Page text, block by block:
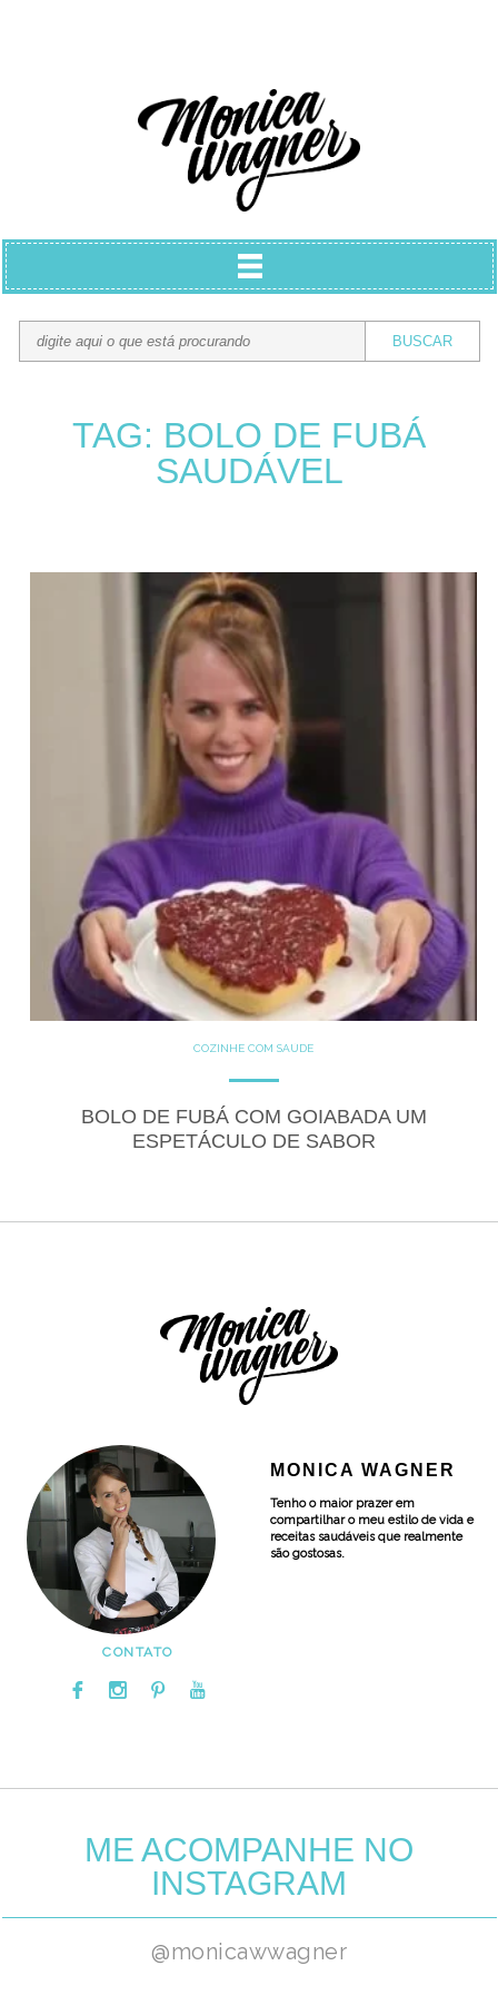
TAG: BOLO DE FUBÁ
SAUDÁVEL
COZINHE COM SAÚDE
RECEITAS
BOLO DE FUBÁ COM GOIABADA UM
ESPETÁCULO DE SABOR
MONICA WAGNER
Tenho o maior prazer em
compartilhar o meu estilo de vida e
receitas saudáveis que realmente
são gostosas.
CONTATO
ME ACOMPANHE NO
INSTAGRAM
@monicawwagner